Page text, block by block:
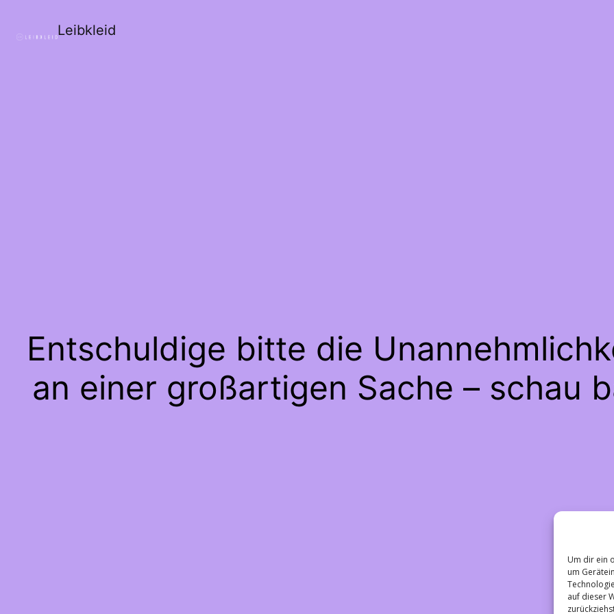
Um dir ein
um
auf dieser
Leibkleid
Entschuldige bitte die
an einer großartigen Sache – schau